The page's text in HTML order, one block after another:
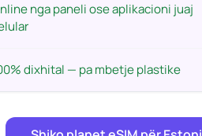
nga paneli ose aplikacioni juaj
dixhital — pa mbetje plastike